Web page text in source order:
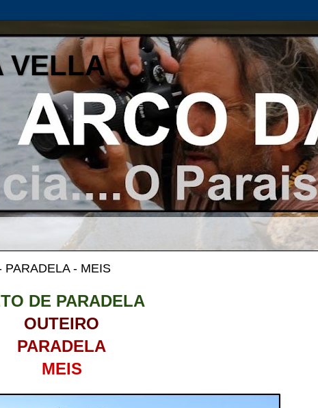
VELLA
PARADELA - MEIS
DE PARADELA
OUTEIRO
PARADELA
MEIS